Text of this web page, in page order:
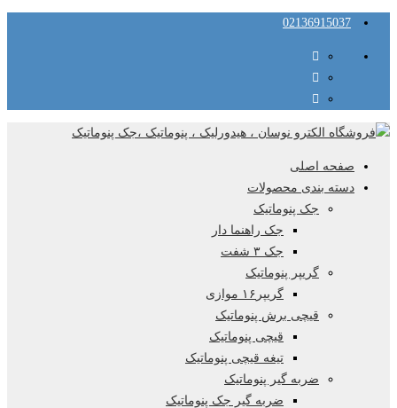
02136915037
صفحه اصلی
دسته بندی محصولات
جک پنوماتیک
جک راهنما دار
جک ۳ شفت
گریپر پنوماتیک
گریپر۱۶ موازی
قیچی برش پنوماتیک
قیچی پنوماتیک
تیغه قیچی پنوماتیک
ضربه گیر پنوماتیک
ضربه گیر جک پنوماتیک